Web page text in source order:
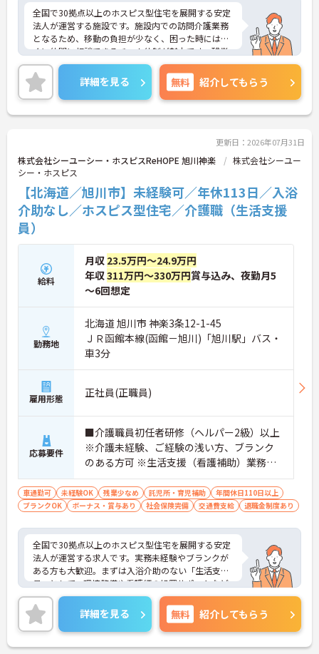
全国で30拠点以上のホスピス型住宅を展開する安定
法人が運営する施設です。施設内での訪問介護業務
となるため、移動の負担が少なく、困った時にはす
ぐに仲間に相談できるチーム体制が魅力です。残業
は全社平均残業月5時間程度と少なく、3日以上の連
続休暇で支援金が支給される独自の制度や、美容皮
膚科などの割引が受けられる福利厚生も充実してい
ます。ホスピスケアが初めてでも、充実した入社時
研修と資格取得支援制度を活用し、専門性を高めな
す。ご入居者さまの生きる喜びに寄り添いながらチ
ームで協力しながらより良いケアを提供したい方に
ぴったりの環境です。
★おすすめPOINT★
【「看取り・難病ケアのプロ」として成長できる環
境が整っています】
・がん末期・神経難病の方に特化したホスピス型住
宅ならではの専門的なスキルを、日常業務の中で習
得することができます
・入社時は先輩スタッフの同行訪問からスタートす
るため、訪問介護未経験の方も安心して業務に慣れ
ることができます
・訪問診療医と24時間連携し、チームで看取りに取
り組む体制が整っているため、「看取りのプロ」と
して他施設では得られない経験を積むことができま
す
【頑張りがしっかり給与・評価に反映される職場で
・処遇改善手当78,000円、賞与は年2回＋処遇改善
一時金も別途支給されています。
ャリアアップを実現できる職場環境です
【働きやすい休日・残業面と、長く安心して働ける
福利厚生が魅力です】
れており（年間休日113日）、オンオフのメリハリ
をつけて働くことができます。
・全社平均残業月5時間程度と、業界平均を大きく
下回る少ない残業時間を実現しています
・退職金制度（勤続3年以上）・保育手当・育児短
時間勤務・マインドフルネスプログラムなど、長期
的に安心して働き続けるための制度が充実していま
す
詳細を見る 無料 紹介してもらう
更新日：2026年07月31日
株式会社シーユーシー・ホスピスReHOPE 旭川神楽
株式会社シーユー
シー・ホスピス
【北海道／旭川市】未経験可／年休113日／入浴
介助なし／ホスピス型住宅／介護職（生活支援
員）
給料
月収 23.5万円～24.9万円
年収311万円～330万円賞与込み、夜勤月5
～6回想定
勤務地
北海道 旭川市 神楽3条12-1-45
ＪＲ函館本線(函館－旭川)「旭川駅」バス・
車3分
雇用形態 正社員(正職員)
応募要件
■介護職員初任者研修（ヘルパー2級）以上
※介護未経験、ご経験の浅い方、ブランク
のある方可 ※生活支援（看護補助）業務か
ら経験し、訪問介護員へのキャリアアップ
を目指せます
車通勤可 未経験OK 残業少なめ 託児所・育児補助
年間休日110日以上
ブランクOK
ボーナス・賞与あり 社会保険完備 交通費支給 退職金制度あり
全国で30拠点以上のホスピス型住宅を展開する安定
法人が運営する求人です。実務未経験やブランクが
ある方も大歓迎。まずは入浴介助のない「生活支援
員」として、環境整備や看護師の処置サポートなど
の業務からスタートし、無理なくホスピスケアの経
験を積むことができ、ゆくゆくは訪問介護員へステ
ップアップすることも可能です。残業は全社平均月5
時間程度と少なく、連続休暇の取得で支援金が支給
される独自の制度や、自由診療の割引が受けられる
詳細を見る 無料 紹介してもらう